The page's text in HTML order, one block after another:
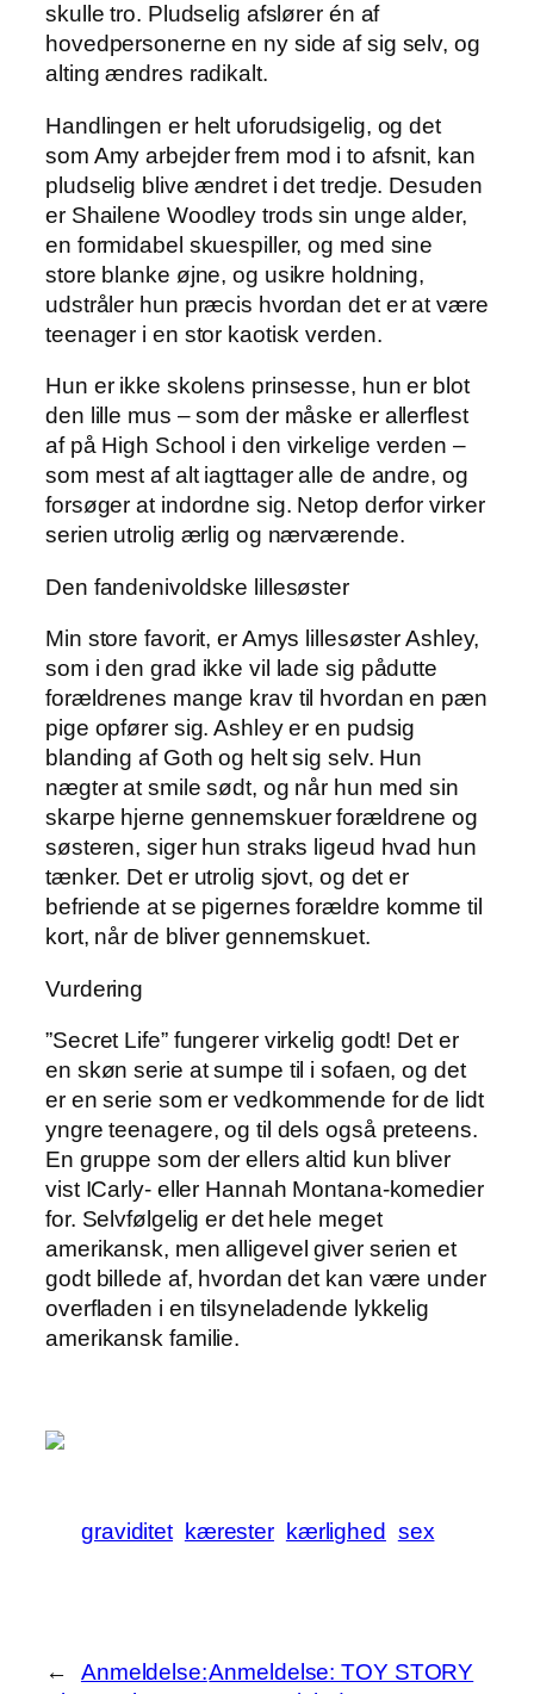
skulle tro. Pludselig afslører én af
hovedpersonerne en ny side af sig selv, og
alting ændres radikalt.
Handlingen er helt uforudsigelig, og det
som Amy arbejder frem mod i to afsnit, kan
pludselig blive ændret i det tredje. Desuden
er Shailene Woodley trods sin unge alder,
en formidabel skuespiller, og med sine
store blanke øjne, og usikre holdning,
udstråler hun præcis hvordan det er at være
teenager i en stor kaotisk verden.
Hun er ikke skolens prinsesse, hun er blot
den lille mus – som der måske er allerflest
af på High School i den virkelige verden –
som mest af alt iagttager alle de andre, og
forsøger at indordne sig. Netop derfor virker
serien utrolig ærlig og nærværende.
Den fandenivoldske lillesøster
Min store favorit, er Amys lillesøster Ashley,
som i den grad ikke vil lade sig pådutte
forældrenes mange krav til hvordan en pæn
pige opfører sig. Ashley er en pudsig
blanding af Goth og helt sig selv. Hun
nægter at smile sødt, og når hun med sin
skarpe hjerne gennemskuer forældrene og
søsteren, siger hun straks ligeud hvad hun
tænker. Det er utrolig sjovt, og det er
befriende at se pigernes forældre komme til
kort, når de bliver gennemskuet.
Vurdering
”Secret Life” fungerer virkelig godt! Det er
en skøn serie at sumpe til i sofaen, og det
er en serie som er vedkommende for de lidt
yngre teenagere, og til dels også preteens.
En gruppe som der ellers altid kun bliver
vist ICarly- eller Hannah Montana-komedier
for. Selvfølgelig er det hele meget
amerikansk, men alligevel giver serien et
godt billede af, hvordan det kan være under
overfladen i en tilsyneladende lykkelig
amerikansk familie.
graviditet kærester kærlighed sex
←
Anmeldelse:Anmeldelse: TOY STORY